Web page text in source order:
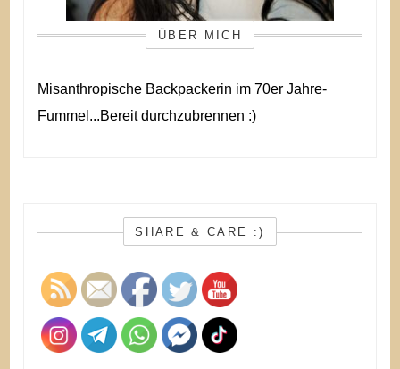
ÜBER MICH
Misanthropische Backpackerin im 70er Jahre-
Fummel...Bereit durchzubrennen :)
SHARE & CARE :)